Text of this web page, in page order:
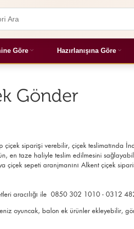
Göre Hazırlanışına Göre
Gönder
çiçek siparişi verebilir, çiçek teslimatında
en taze haliyle teslim edilmesini
sepeti aranjmanını Alkent çiçek
aracılığı ile 0850 302 1010 - 0312
oyuncak, balon ek ürünler ekleyebilir,